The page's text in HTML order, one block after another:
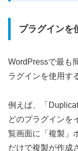
プラグインを
WordPressで最も
ラグインを使用す
例えば、「
どのプラグインを
覧画面に「複製」
だけで複製が作成